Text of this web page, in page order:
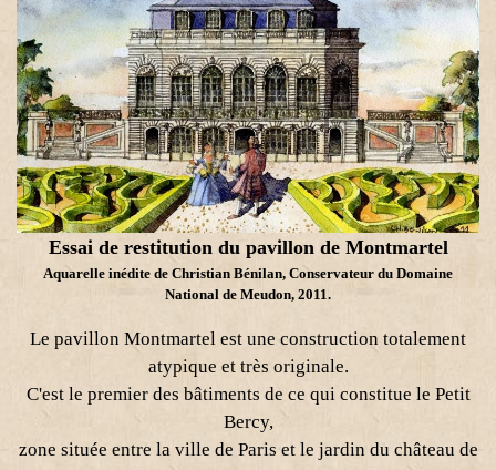
Essai de restitution du pavillon de Montmartel
Aquarelle inédite de Christian Bénilan, Conservateur du Domaine
National de Meudon, 2011.
Le pavillon Montmartel est une construction totalement
atypique et très originale.
C'est le premier des bâtiments de ce qui constitue le Petit
Bercy,
zone située entre la ville de Paris et le jardin du château de